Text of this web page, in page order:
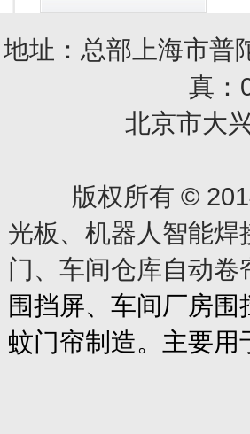
地址：总部上海市普
真：
北京市大兴区
版权所有 ©
光板、机器人智能
门、车间仓库自动卷
围挡屏、车间厂房
蚊门帘制造。主要